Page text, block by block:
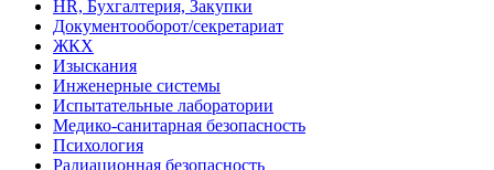
HR, Бухгалтерия, Закупки
Документооборот/секретариат
ЖКХ
Изыскания
Инженерные системы
Испытательные лаборатории
Медико-санитарная безопасность
Психология
Радиационная безопасность